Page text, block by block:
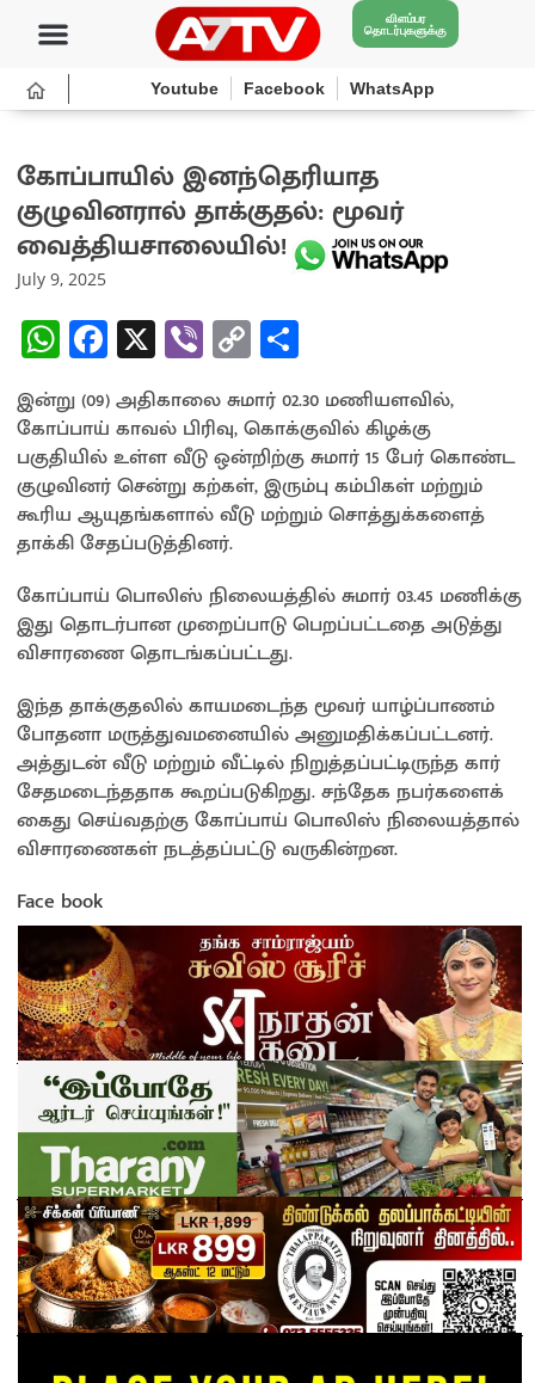
விளம்பர
தொடர்புகளுக்கு
Youtube Facebook WhatsApp
கோப்பாயில் இனந்தெரியாத
குழுவினரால் தாக்குதல்: மூவர்
வைத்தியசாலையில்!
July 9, 2025
W
h
at
sA
p
p
Fa
ce
b
o
o
k
X Vi
b
er
C
o
py
Li
n
k
ar
e
இன்று (09) அதிகாலை சுமார் 02.30 மணியளவில்,
கோப்பாய் காவல் பிரிவு, கொக்குவில் கிழக்கு
பகுதியில் உள்ள வீடு ஒன்றிற்கு சுமார் 15 பேர் கொண்ட
குழுவினர் சென்று கற்கள், இரும்பு கம்பிகள் மற்றும்
கூரிய ஆயுதங்களால் வீடு மற்றும் சொத்துக்களைத்
தாக்கி சேதப்படுத்தினர்.
கோப்பாய் பொலிஸ் நிலையத்தில் சுமார் 03.45 மணிக்கு
இது தொடர்பான முறைப்பாடு பெறப்பட்டதை அடுத்து
விசாரணை தொடங்கப்பட்டது.
இந்த தாக்குதலில் காயமடைந்த மூவர் யாழ்ப்பாணம்
போதனா மருத்துவமனையில் அனுமதிக்கப்பட்டனர்.
அத்துடன் வீடு மற்றும் வீட்டில் நிறுத்தப்பட்டிருந்த கார்
சேதமடைந்ததாக கூறப்படுகிறது. சந்தேக நபர்களைக்
கைது செய்வதற்கு கோப்பாய் பொலிஸ் நிலையத்தால்
விசாரணைகள் நடத்தப்பட்டு வருகின்றன.
Face book